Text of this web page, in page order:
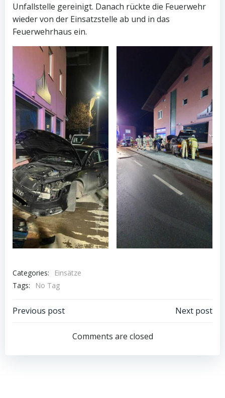
Unfallstelle gereinigt. Danach rückte die Feuerwehr
wieder von der Einsatzstelle ab und in das
Feuerwehrhaus ein.
Categories:
Einsätze
Tags:
No Tag
Post
navigation
Previous post
navigation
Next post
Comments are closed